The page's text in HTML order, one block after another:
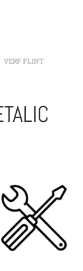
VERF FLINT